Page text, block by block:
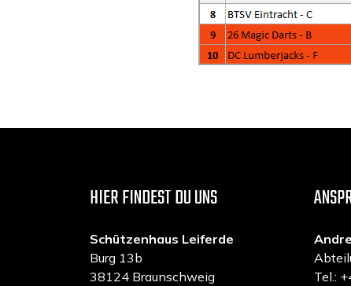
HIER FINDEST DU UNS
Schützenhaus Leiferde
Burg 13b
38124 Braunschweig
Tel.: